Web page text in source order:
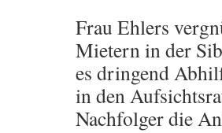
Frau Ehlers
Mietern in der
es dringend
in den
Nachfolger die